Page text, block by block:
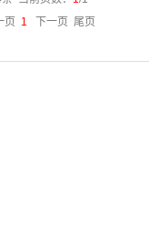
页 1 下一页 尾页